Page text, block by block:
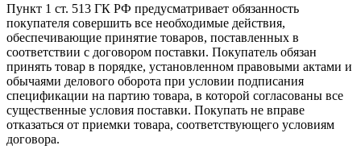
Пункт 1 ст. 513 ГК РФ предусматривает обязанность
покупателя совершить все необходимые действия,
обеспечивающие принятие товаров, поставленных в
соответствии с договором поставки. Покупатель обязан
принять товар в порядке, установленном правовыми актами и
обычаями делового оборота при условии подписания
спецификации на партию товара, в которой согласованы все
существенные условия поставки. Покупать не вправе
отказаться от приемки товара, соответствующего условиям
договора.